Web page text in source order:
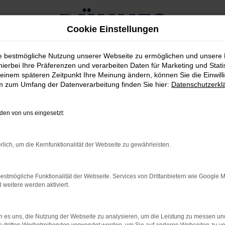
kaufen
UNTERWEGS IN
wieder gestellt und offen gestanden, kommt es bei der
in Regensburg geeignet ist und gleich in mehrerlei
anderswo: ein Maserati MC20 ist ein Hingucker und weckt
und unterstreichen die Eignung sowohl für den
Cookie Einstellungen
bestmögliche Nutzung unserer Webseite zu ermöglichen und unsere
Ihre Präferenzen und verarbeiten Daten für Marketing und
späteren Zeitpunkt Ihre Meinung ändern, können Sie die
zum Umfang der Datenverarbeitung finden Sie hier:
von uns eingesetzt:
um die Kernfunktionalität der Webseite zu gewährleisten.
Funktionalität der Webseite. Services von Drittanbietern wie Google
weitere werden aktiviert.
es uns, die Nutzung der Webseite zu analysieren, um die Leistung zu messen